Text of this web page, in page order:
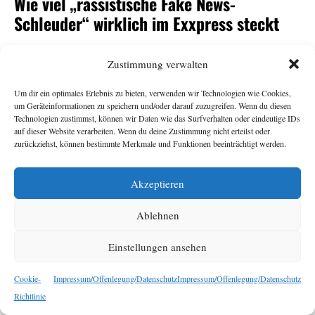
Zustimmung verwalten
Um dir ein optimales Erlebnis zu bieten, verwenden wir Technologien wie Cookies,
um Geräteinformationen zu speichern und/oder darauf zuzugreifen. Wenn du diesen
Technologien zustimmst, können wir Daten wie das Surfverhalten oder eindeutige IDs
auf dieser Website verarbeiten. Wenn du deine Zustimmung nicht erteilst oder
zurückziehst, können bestimmte Merkmale und Funktionen beeinträchtigt werden.
Akzeptieren
Ablehnen
Einstellungen ansehen
Cookie-
Richtlinie
Impressum/Offenlegung/DatenschutzImpressum/Offenlegung/Datenschutz
Schleuder“ wirklich im Exxpress steckt
11. Juni 2026
Exxpress-Herausgeberin Eva Schütz war eine von vielen
Überraschungskandidat:innen für denORF-
Generalsposten. Armin Wolf tat auf der Plattform Bluesky
seine Ratlosigkeit über ihre Nominierung durch den
Stiftungsrat kund und bezeichnete denExxpressals„rechte,
rassistische Fake News-Schleuder“. Das sorgte für
Empörung, vor allem beimExxpress. Dabei sollte der
Redaktion ihr eigener Umgang mit Falschnachrichten und